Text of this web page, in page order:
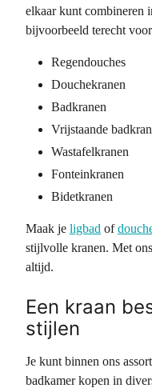
elkaar kunt combineren
bijvoorbeeld terecht
Regendouches
Douchekranen
Badkranen
Vrijstaande
Wastafelkranen
Fonteinkranen
Bidetkranen
Maak je ligbad of
stijlvolle kranen. Met
altijd.
Een kraan
stijlen
Je kunt binnen ons
badkamer kopen in